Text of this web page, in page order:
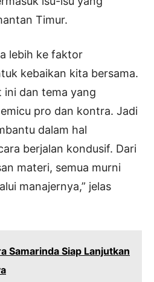
Timur.
lebih ke faktor
kebaikan kita bersama.
ini dan tema yang
pro dan kontra. Jadi
dalam hal
berjalan kondusif. Dari
materi, semua murni
manajernya,” jelas
Samarinda Siap Lanjutkan